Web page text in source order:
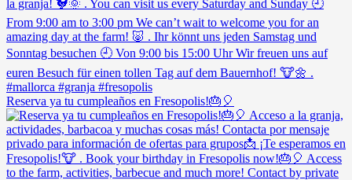
Reserva ya tu cumpleaños en Fresopolis!🎂🎈